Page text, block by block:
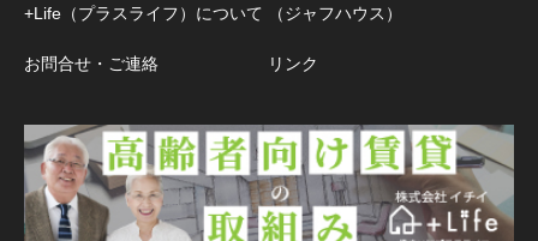
+Life（プラスライフ）について
お問合せ・ご連絡
（ジャフハウス）
リンク